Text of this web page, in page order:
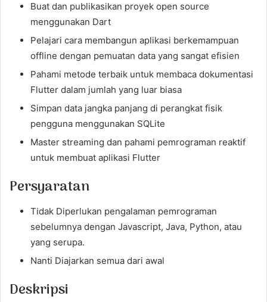
Buat dan publikasikan proyek open source
menggunakan Dart
Pelajari cara membangun aplikasi berkemampuan
offline dengan pemuatan data yang sangat efisien
Pahami metode terbaik untuk membaca dokumentasi
Flutter dalam jumlah yang luar biasa
Simpan data jangka panjang di perangkat fisik
pengguna menggunakan SQLite
Master streaming dan pahami pemrograman reaktif
untuk membuat aplikasi Flutter
Persyaratan
Tidak Diperlukan pengalaman pemrograman
sebelumnya dengan Javascript, Java, Python, atau
yang serupa.
Nanti Diajarkan semua dari awal
Deskripsi